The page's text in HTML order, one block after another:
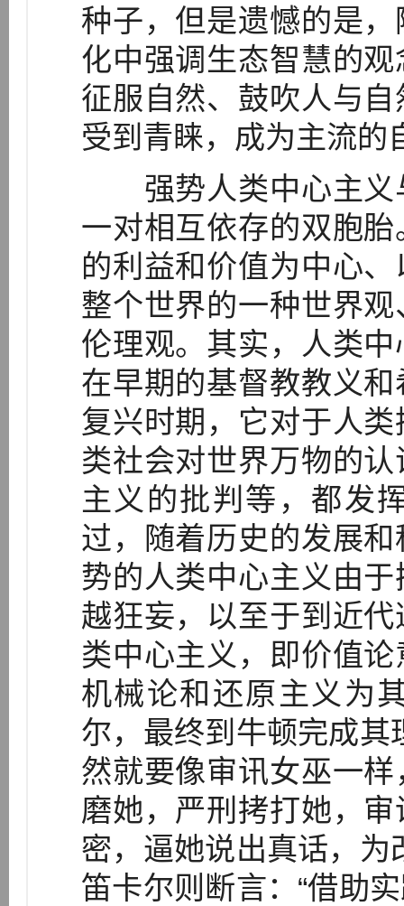
种子，但是遗憾的是
化中强调生态智慧的
征服自然、鼓吹人与
受到青睐，成为主流的
强势人类中心主义
一对相互依存的双胞
的利益和价值为中心
整个世界的一种世界
伦理观。其实，人类
在早期的基督教教义
复兴时期，它对于人
类社会对世界万物的
主义的批判等，都发
过，随着历史的发展
势的人类中心主义由
越狂妄，以至于到近
类中心主义，即价值
机械论和还原主义为
尔，最终到牛顿完成其
然就要像审讯女巫一
磨她，严刑拷打她，
密，逼她说出真话，
笛卡尔则断言：“借助